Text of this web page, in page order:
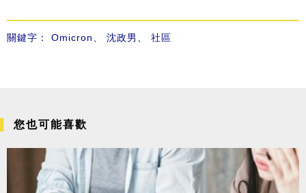
關鍵字： Omicron、 沈政男 、 社區
您也可能喜歡